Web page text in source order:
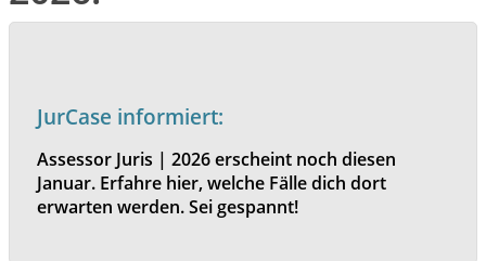
JurCase informiert:
Assessor Juris | 2026 erscheint noch diesen
Januar. Erfahre hier, welche Fälle dich dort
erwarten werden. Sei gespannt!